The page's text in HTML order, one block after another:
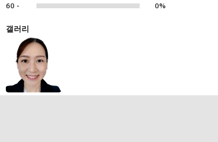
60 - 0%
갤러리